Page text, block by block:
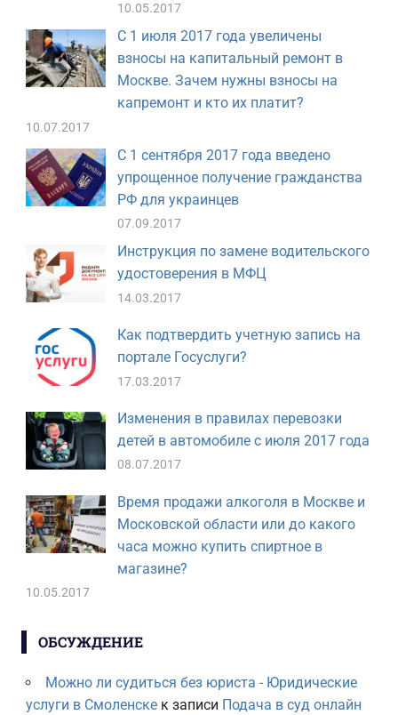
10.05.2017
С 1 июля 2017 года увеличены
взносы на капитальный ремонт в
Москве. Зачем нужны взносы на
капремонт и кто их платит?
10.07.2017
С 1 сентября 2017 года введено
упрощенное получение гражданства
РФ для украинцев
07.09.2017
Инструкция по замене водительского
удостоверения в МФЦ
14.03.2017
Как подтвердить учетную запись на
портале Госуслуги?
17.03.2017
Изменения в правилах перевозки
детей в автомобиле с июля 2017 года
08.07.2017
Время продажи алкоголя в Москве и
Московской области или до какого
часа можно купить спиртное в
магазине?
10.05.2017
ОБСУЖДЕНИЕ
Можно ли судиться без юриста - Юридические
услуги в Смоленскек записи Подача в суд онлайн